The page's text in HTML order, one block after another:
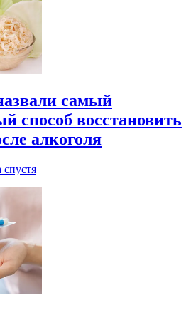
самый
способ восстановить
алкоголя
спустя